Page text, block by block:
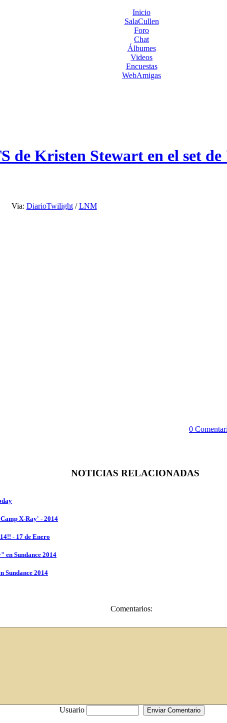
Inicio
SalaCullen
Foro
Chat
Álbumes
Videos
Encuestas
WebAmigas
de Kristen Stewart en el set
Via: DiarioTwilight/LNM
0
NOTICIAS RELACIONADAS
X-Ray' - 2014
- 17 de Enero
en Sundance 2014
Sundance 2014
Comentarios:
Usuario